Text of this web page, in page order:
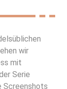
wir
mit
Serie
Screenshots